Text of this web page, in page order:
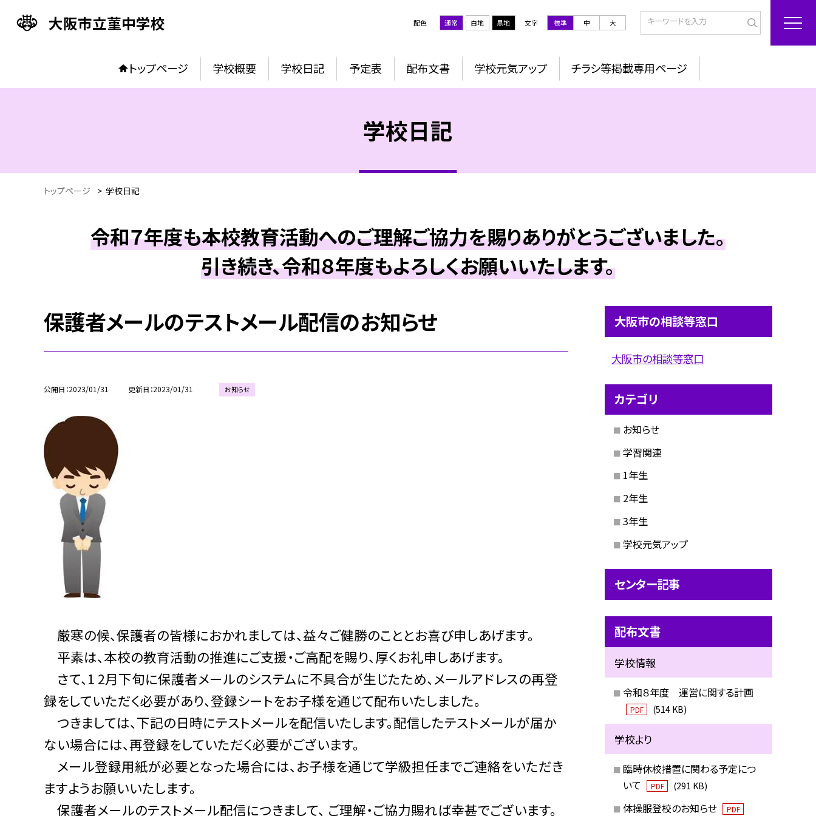
大阪市立菫中学校 配色 通常 白地 黒地 文字 標準 中 大
トップページ 学校概要 学校日記 予定表 配布文書 学校元気アップ チラシ等掲載専用ページ
学校日記
トップページ > 学校日記
令和７年度も本校教育活動へのご理解ご協力を賜りありがとうございました。
引き続き、令和８年度もよろしくお願いいたします。
保護者メールのテストメール配信のお知らせ
公開日 2023/01/31 更新日 2023/01/31 お知らせ
厳寒の候、保護者の皆様におかれましては、益々ご健勝のこととお喜び申しあげます。
平素は、本校の教育活動の推進にご支援・ご高配を賜り、厚くお礼申しあげます。
さて、1 2月下旬に保護者メールのシステムに不具合が生じたため、メールアドレスの再登
録をしていただく必要があり、登録シートをお子様を通じて配布いたしました。
つきましては、下記の日時にテストメールを配信いたします。配信したテストメールが届か
ない場合には、再登録をしていただく必要がございます。
メール登録用紙が必要となった場合には、お子様を通じて学級担任までご連絡をいただき
ますようお願いいたします。
保護者メールのテストメール配信につきまして、 ご理解・ご協力賜れば幸甚でございます。
大阪市の相談等窓口
大阪市の相談等窓口
カテゴリ
お知らせ
学習関連
1年生
2年生
3年生
学校元気アップ
センター記事
配布文書
学校情報
令和８年度 運営に関する計画
PDF (514 KB)
学校より
臨時休校措置に関わる予定につ
いて
PDF (291 KB)
体操服登校のお知らせ PDF